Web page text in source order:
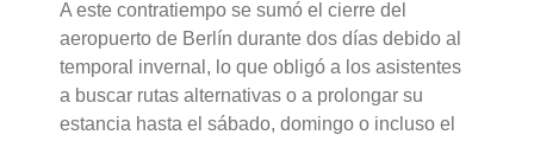
A este contratiempo se sumó el cierre del
aeropuerto de Berlín durante dos días debido al
temporal invernal, lo que obligó a los asistentes
a buscar rutas alternativas o a prolongar su
estancia hasta el sábado, domingo o incluso el